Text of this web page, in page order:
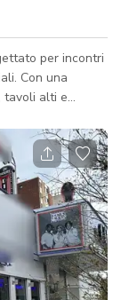
per incontri
Con una
tavoli alti e
è di 40 con